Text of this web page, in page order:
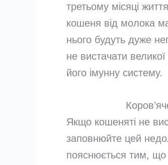
третьому місяці
кошеня від молока
нього будуть дуже
не вистачати великої
його імунну систему.
Якщо кошеняті не
заповнюйте цей
пояснюється тим, що